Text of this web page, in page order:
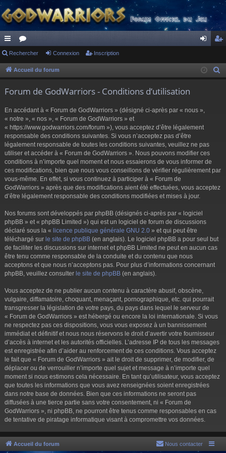
ac
co
s
or
u ne cri
Rechercher Connexion Inscription
Accueil du forum
Forum de GodWarriors - Conditions d’utilisation
En accédant à « Forum de GodWarriors » (désigné ci-après par « nous »,
« notre », « nos », « Forum de GodWarriors » et
« https://www.godwarriors.com/forum »), vous acceptez d’être légalement
responsable des conditions suivantes. Si vous n’acceptez pas d’être
légalement responsable de toutes les conditions suivantes, veuillez ne pas
utiliser et accéder à « Forum de GodWarriors ». Nous pouvons modifier ces
conditions à n’importe quel moment et nous essaierons de vous informer de
ces modifications, bien que nous vous conseillons de vérifier régulièrement par
vous-même. En effet, si vous continuez à participer à « Forum de
GodWarriors » après que des modifications aient été effectuées, vous acceptez
d’être légalement responsable des conditions modifiées et mises à jour.
Nos forums sont développés par phpBB (désignés ci-après par « logiciel
phpBB » et « phpBB Limited ») qui est un logiciel de forum de discussions
déclaré sous la « licence publique générale GNU 2.0 » et qui peut être
téléchargé sur le site de phpBB (en anglais). Le logiciel phpBB a pour seul but
de faciliter les discussions sur internet et phpBB Limited ne peut en aucun cas
être tenu comme responsable de la conduite et du contenu que nous
acceptons et que nous n’acceptons pas. Pour plus d’informations concernant
phpBB, veuillez consulter le site de phpBB (en anglais).
Vous acceptez de ne publier aucun contenu à caractère abusif, obscène,
vulgaire, diffamatoire, choquant, menaçant, pornographique, etc. qui pourrait
transgresser la législation de votre pays, du pays dans lequel le serveur de
« Forum de GodWarriors » est hébergé ou encore la loi internationale. Si vous
ne respectez pas ces dispositions, vous vous exposez à un bannissement
immédiat et définitif et nous nous réservons le droit d’avertir votre fournisseur
d’accès à internet et les autorités officielles. L’adresse IP de tous les messages
est enregistrée afin d’aider au renforcement de ces conditions. Vous acceptez
le fait que « Forum de GodWarriors » ait le droit de supprimer, de modifier, de
déplacer ou de verrouiller n’importe quel sujet et message à n’importe quel
moment si nous estimons cela nécessaire. En tant qu’utilisateur, vous acceptez
que toutes les informations que vous avez renseignées soient enregistrées
dans notre base de données. Bien que ces informations ne seront pas
diffusées à une tierce partie sans votre consentement, ni « Forum de
GodWarriors », ni phpBB, ne pourront être tenus comme responsables en cas
de tentative de piratage informatique visant à compromettre vos données.
Accueil du forum Nous contacter